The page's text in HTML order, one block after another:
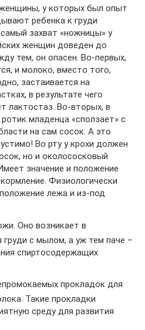
у которых был опыт
ребенка к груди
захват «ножницы» у
женщин доведен до
тем, он опасен. Во-первых,
и молоко, вместо того,
застаивается на
в результате чего
лактостаз. Во-вторых, в
младенца «сползает» с
на сам сосок. А это
Во рту у крохи должен
но и околососковый
значение и положение
Физиологически
лежа и из-под
Оно возникает в
груди с мылом, а уж тем паче –
спиртосодержащих
прокладок для
Такие прокладки
среду для развития